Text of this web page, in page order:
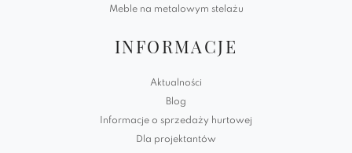
Meble na metalowym stelażu
INFORMACJE
Aktualności
Blog
Informacje o sprzedaży hurtowej
Dla projektantów